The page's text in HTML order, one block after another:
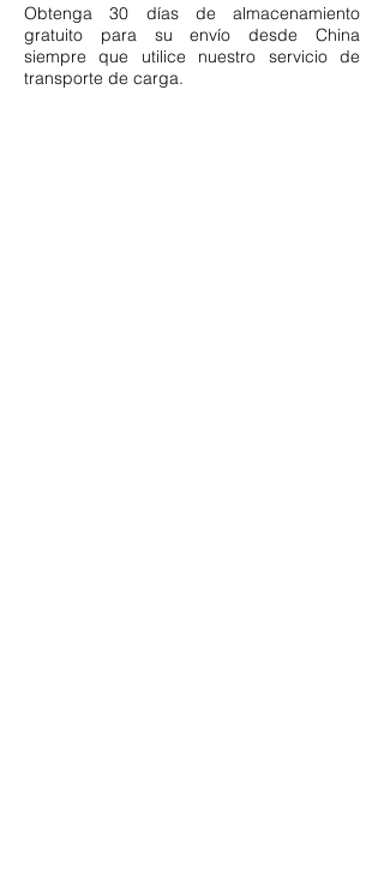
Obtenga 30 días de almacenamiento
gratuito para su envío desde China
siempre que utilice nuestro servicio de
transporte de carga.